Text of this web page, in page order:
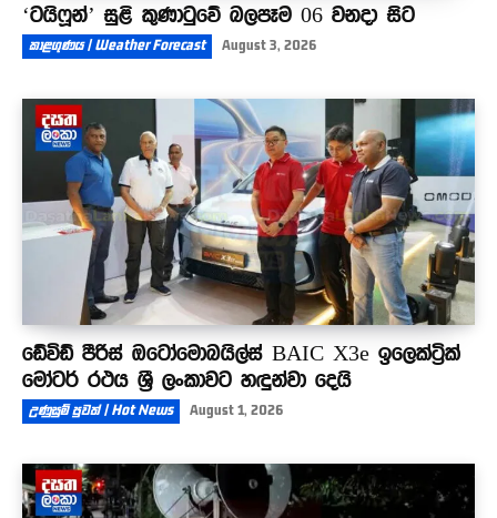
‘ටයිෆූන්’ සුළි කුණාටුවේ බලපෑම 06 වනදා සිට
කාළගුණය | Weather Forecast August 3, 2026
ඩේවිඩ් පීරිස් ඔටෝමොබයිල්ස් BAIC X3e ඉලෙක්ට්‍රික්
මෝටර් රථය ශ්‍රී ලංකාවට හඳුන්වා දෙයි
උණුසුම් පුවත් | Hot News August 1, 2026